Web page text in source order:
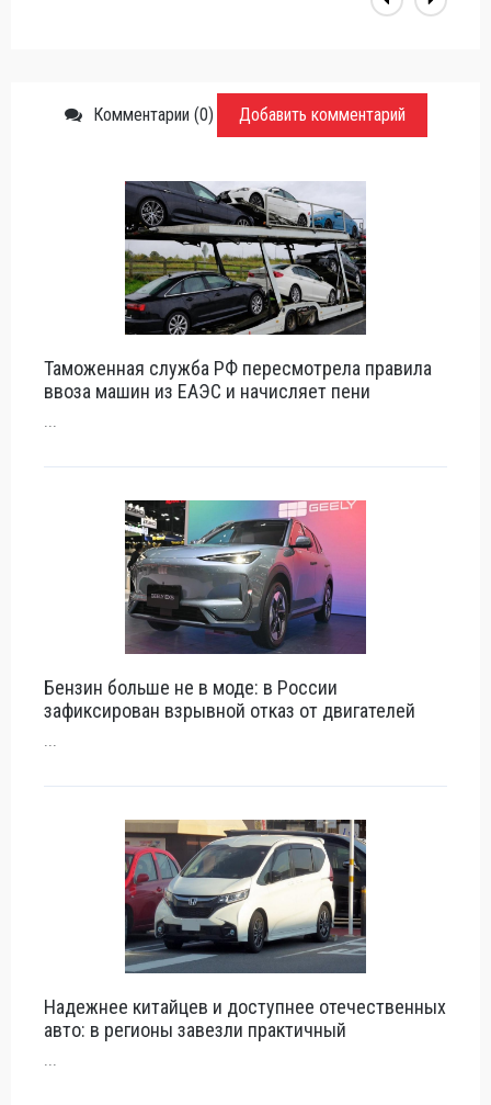
Комментарии (0) Добавить комментарий
Таможенная служба РФ пересмотрела правила
ввоза машин из ЕАЭС и начисляет пени
Бензин больше не в моде: в России
зафиксирован взрывной отказ от двигателей
Надежнее китайцев и доступнее отечественных
авто: в регионы завезли практичный